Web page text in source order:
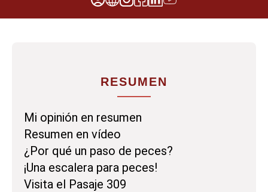
RESUMEN
Mi opinión en resumen
Resumen en vídeo
¿Por qué un paso de peces?
¡Una escalera para peces!
Visita el Pasaje 309